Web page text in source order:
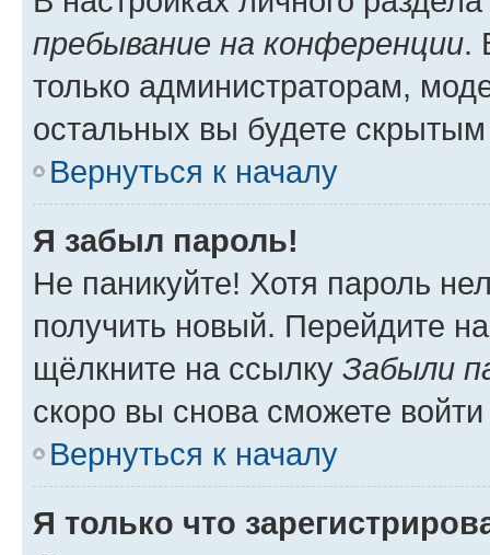
пребывание на конференции.
только администраторам,
остальных вы будете
Вернуться к началу
Я забыл пароль!
Не паникуйте! Хотя пароль
получить новый. Перейдите
щёлкните на ссылку Забыли
скоро вы снова сможете
Вернуться к началу
Я только что